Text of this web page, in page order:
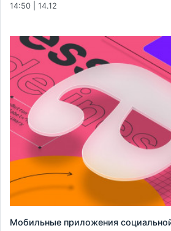
14:50 | 14.12
Мобильные приложения